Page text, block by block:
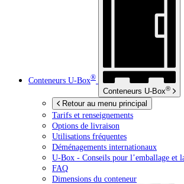
Conteneurs U-Box®
Conteneurs U-Box®
Retour au menu principal
Tarifs et renseignements
Options de livraison
Utilisations fréquentes
Déménagements internationaux
U-Box - Conseils pour l’emballage et
FAQ
Dimensions du conteneur